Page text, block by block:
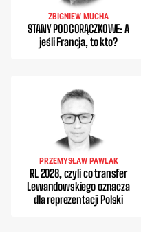
ZBIGNIEW MUCHA
STANY PODGORĄCZKOWE: A
jeśli Francja, to kto?
PRZEMYSŁAW PAWLAK
RL 2028, czyli co transfer
Lewandowskiego oznacza
dla reprezentacji Polski